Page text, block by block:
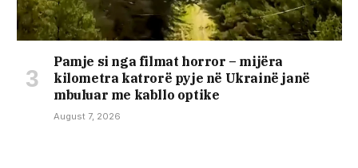
Pamje si nga filmat horror – mijëra
kilometra katrorë pyje në Ukrainë janë
mbuluar me kabllo optike
August 7, 2026